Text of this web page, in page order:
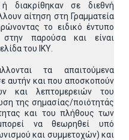
σε διεθνή
αίτηση στη Γραμματεία
το ειδικό έντυπο
στην παρούσα και είναι
του ΙΚΥ.
τα απαιτούμενα
αυτήν και που αποσκοπούν
και λεπτομερειών του
της σημασίας/ποιότητάς
και του πλήθους των
να θεωρηθεί υπό
και συμμετοχών) και